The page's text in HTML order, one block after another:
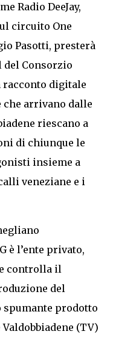
Radio DeeJay,
circuito One
Pasotti, presterà
Consorzio
racconto digitale
arrivano dalle
riescano a
di chiunque le
insieme a
veneziane e i
è l’ente privato,
e controlla il
del
spumante prodotto
(TV)